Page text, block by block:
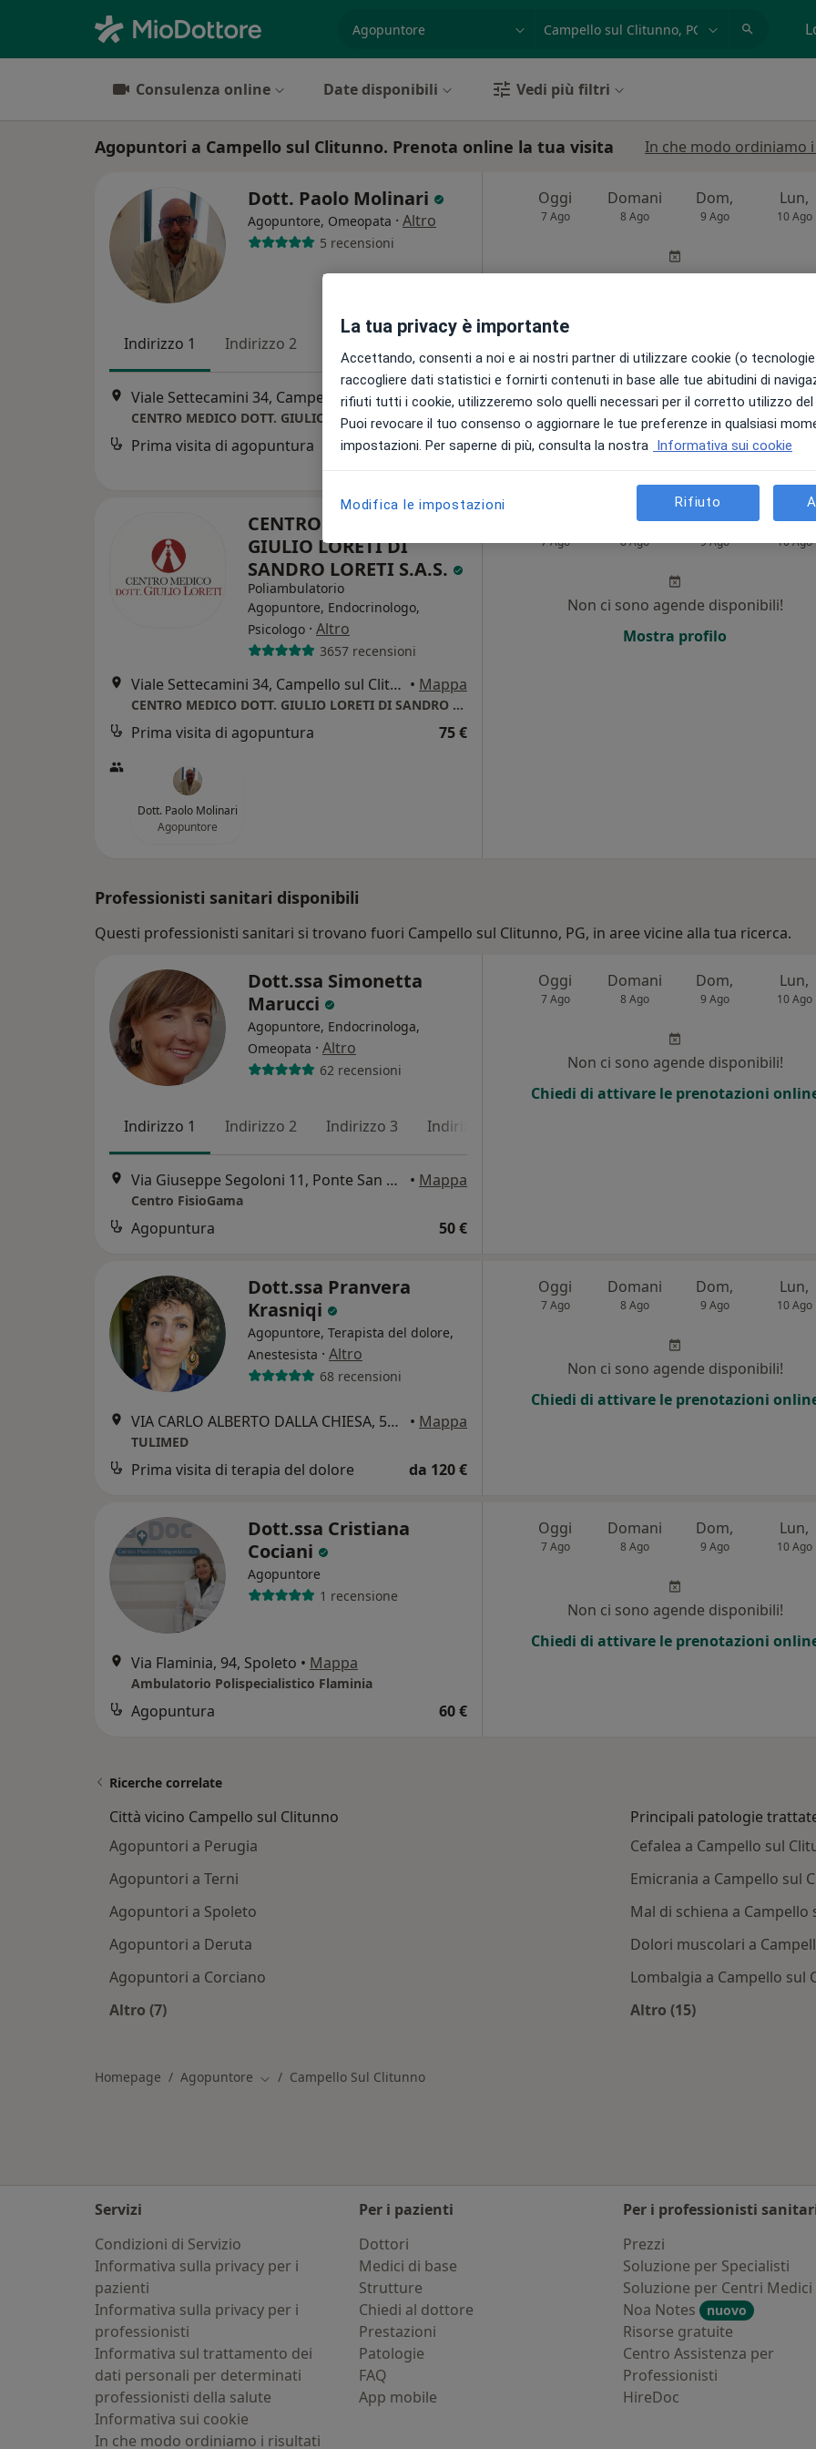
Consulenza online Date disponibili Vedi più filtri
Agopuntori a Campello sul Clitunno. Prenota online la tua visita In che modo ordiniamo
Dott. Paolo Molinari
Agopuntore, Omeopata · Altro
5 recensioni
Indirizzo 1 Indirizzo 2
Viale Settecamini 34, Campello sul Clitunno •Mappa
CENTRO MEDICO DOTT. GIULIO LORETI DI SANDRO LORETI S.A.S.
Prima visita di agopuntura 75 €
Oggi
7 Ago
Domani
8 Ago
Dom,
9 Ago
Lun,
10 Ago
Non ci sono agende disponibili!
CENTRO MEDICO DOTT.
GIULIO LORETI DI
SANDRO LORETI S.A.S.
Poliambulatorio
Agopuntore, Endocrinologo,
Psicologo · Altro
3657 recensioni
Viale Settecamini 34, Campello sul Clitunno • Mappa
CENTRO MEDICO DOTT. GIULIO LORETI DI SANDRO LORETI S.A.S.
Prima visita di agopuntura 75 €
Dott. Paolo Molinari
Agopuntore
7 Ago
Domani
8 Ago
Dom,
9 Ago
Lun,
10 Ago
Non ci sono agende disponibili!
Mostra profilo
Professionisti sanitari disponibili
Questi professionisti sanitari si trovano fuori Campello sul Clitunno, PG, in aree vicine alla tua ricerca.
Dott.ssa Simonetta
Marucci
Agopuntore, Endocrinologa,
Omeopata · Altro
62 recensioni
Indirizzo 1 Indirizzo 2 Indirizzo 3 Indirizzo 4
Via Giuseppe Segoloni 11, Ponte San Giovanni • Mappa
Centro FisioGama
Agopuntura 50 €
Oggi
7 Ago
Domani
8 Ago
Dom,
9 Ago
Lun,
10 Ago
Non ci sono agende disponibili!
Chiedi di attivare le prenotazioni
Dott.ssa Pranvera
Krasniqi
Agopuntore, Terapista del dolore,
Anestesista · Altro
68 recensioni
VIA CARLO ALBERTO DALLA CHIESA, 58, TERNI, Terni • Mappa
TULIMED
Prima visita di terapia del dolore da 120 €
Oggi
7 Ago
Domani
8 Ago
Dom,
9 Ago
Lun,
10 Ago
Non ci sono agende disponibili!
Chiedi di attivare le prenotazioni
Dott.ssa Cristiana
Cociani
Agopuntore
1 recensione
Via Flaminia, 94, Spoleto • Mappa
Ambulatorio Polispecialistico Flaminia
Agopuntura 60 €
Oggi
7 Ago
Domani
8 Ago
Dom,
9 Ago
Lun,
10 Ago
Non ci sono agende disponibili!
Chiedi di attivare le prenotazioni
Ricerche correlate
Città vicino Campello sul Clitunno
Agopuntori a Perugia
Agopuntori a Terni
Agopuntori a Spoleto
Agopuntori a Deruta
Agopuntori a Corciano
Altro (7)
Principali patologie
Cefalea a Campello sul
Emicrania a Campello sul
Mal di schiena a Campello
Dolori muscolari a
Lombalgia a Campello sul
Altro (15)
Homepage Agopuntore Cambia città
Campello Sul Clitunno
Servizi
Condizioni di Servizio
Informativa sulla privacy per i
pazienti
Informativa sulla privacy per i
professionisti
Informativa sul trattamento dei
dati personali per determinati
professionisti della salute
Informativa sui cookie
In che modo ordiniamo i risultati
Per i pazienti
Dottori
Medici di base
Strutture
Chiedi al dottore
Prestazioni
Patologie
FAQ
App mobile
Per i professionisti
Prezzi
Soluzione per Specialisti
Soluzione per Centri Medici
Noa Notes
nuovo
Risorse gratuite
Centro Assistenza per
Professionisti
HireDoc
La tua privacy è importante
Accettando, consenti a noi e ai nostri partner di utilizzare cookie (o
raccogliere dati statistici e fornirti contenuti in base alle tue abitudini di
rifiuti tutti i cookie, utilizzeremo solo quelli necessari per il corretto utilizzo
Puoi revocare il tuo consenso o aggiornare le tue preferenze in qualsiasi
impostazioni. Per saperne di più, consulta la nostra Informativa sui cookie
Modifica le impostazioni Rifiuto